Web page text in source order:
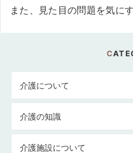
また、見た目の問題を気に
介護について
介護の知識
介護施設について